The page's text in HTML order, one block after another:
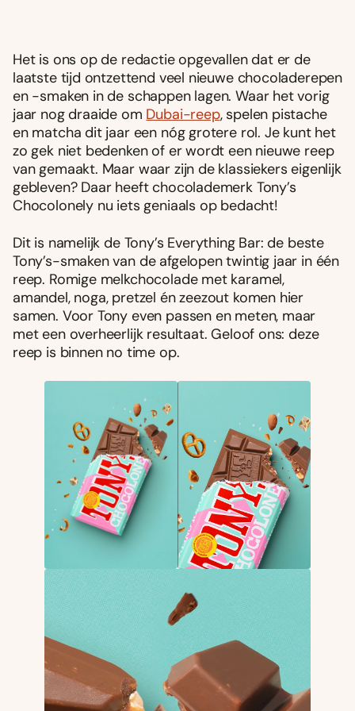
Het is ons op de redactie opgevallen dat er de
laatste tijd ontzettend veel nieuwe chocoladerepen
en -smaken in de schappen lagen. Waar het vorig
jaar nog draaide om Dubai-reep, spelen pistache
en matcha dit jaar een nóg grotere rol. Je kunt het
zo gek niet bedenken of er wordt een nieuwe reep
van gemaakt. Maar waar zijn de klassiekers eigenlijk
gebleven? Daar heeft chocolademerk Tony’s
Chocolonely nu iets geniaals op bedacht!
Dit is namelijk de Tony’s Everything Bar: de beste
Tony’s-smaken van de afgelopen twintig jaar in één
reep. Romige melkchocolade met karamel,
amandel, noga, pretzel én zeezout komen hier
samen. Voor Tony even passen en meten, maar
met een overheerlijk resultaat. Geloof ons: deze
reep is binnen no time op.